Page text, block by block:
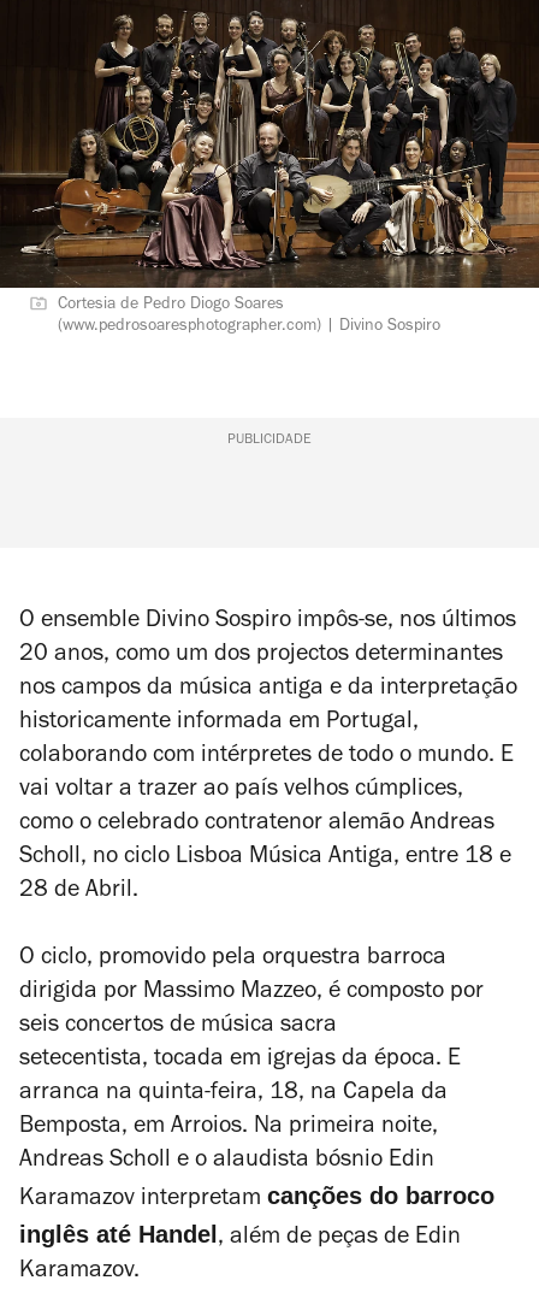
Cortesia de Pedro Diogo Soares
(www.pedrosoaresphotographer.com) | Divino Sospiro
PUBLICIDADE
O ensemble Divino Sospiro impôs-se, nos últimos
20 anos, como um dos projectos determinantes
nos campos da música antiga e da interpretação
historicamente informada em Portugal,
colaborando com intérpretes de todo o mundo. E
vai voltar a trazer ao país velhos cúmplices,
como o celebrado contratenor alemão Andreas
Scholl, no ciclo Lisboa Música Antiga, entre 18 e
28 de Abril.
O ciclo, promovido pela orquestra barroca
dirigida por Massimo Mazzeo, é composto por
seis concertos de música sacra
setecentista, tocada em igrejas da época. E
arranca na quinta-feira, 18, na Capela da
Bemposta, em Arroios. Na primeira noite,
Andreas Scholl e o alaudista bósnio Edin
Karamazov interpretam canções do barroco
inglês até Handel , além de peças de Edin
Karamazov.